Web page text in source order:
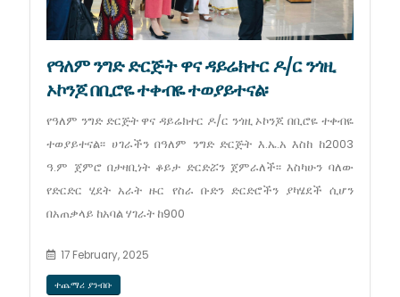
የዓለም ንግድ ድርጅት ዋና ዳይሬክተር ዶ/ር ንጎዚ
ኦኮንጆ በቢሮዬ ተቀብዬ ተወያይተናል፡
የዓለም ንግድ ድርጅት ዋና ዳይሬክተር ዶ/ር ንጎዚ ኦኮንጆ በቢሮዬ ተቀብዬ
ተወያይተናል፡፡ ሀገራችን በዓለም ንግድ ድርጅት እ.ኤ.አ እስከ ከ2003
ዓ.ም ጀምሮ በታዛቢነት ቆይታ ድርድሯን ጀምራለች፡፡ እስካሁን ባለው
የድርድር ሂደት አራት ዙር የስራ ቡድን ድርድሮችን ያካሄደች ሲሆን
በአጠቃላይ ከአባል ሃገራት ከ900
17 February, 2025
ተጨማሪ ያንብቡ